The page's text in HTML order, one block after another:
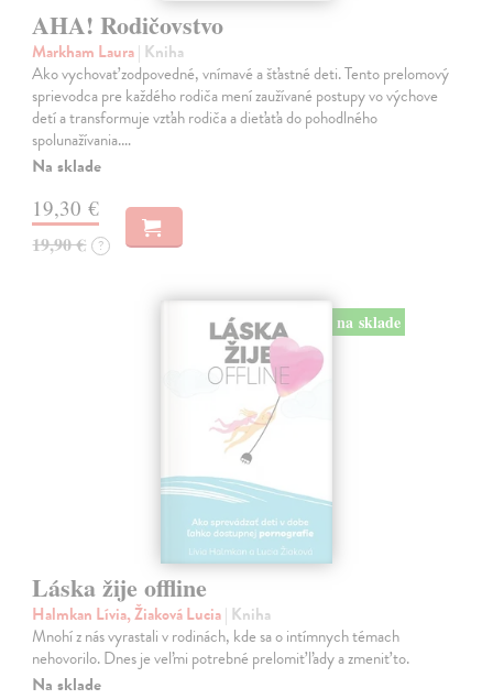
AHA! Rodičovstvo
Markham Laura| Kniha
Ako vychovať zodpovedné, vnímavé a šťastné deti. Tento prelomový
sprievodca pre každého rodiča mení zaužívané postupy vo výchove
detí a transformuje vzťah rodiča a dieťaťa do pohodlného
spolunažívania.…
Na sklade
19,30 €
19,90 € ?
na sklade
Láska žije offline
Halmkan Lívia, Žiaková Lucia| Kniha
Mnohí z nás vyrastali v rodinách, kde sa o intímnych témach
nehovorilo. Dnes je veľmi potrebné prelomiť ľady a zmeniť to.
Na sklade